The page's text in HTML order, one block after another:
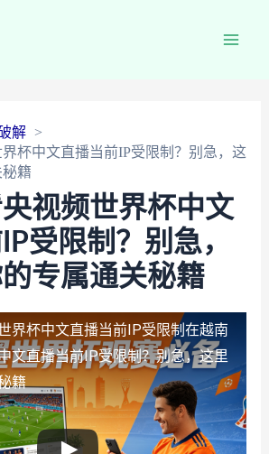
解
杯中文直播当前IP受限制？别急，这
籍
视频世界杯中文
受限制？别急，
专属通关秘籍
界杯中文直播当前IP受限制 在越南
文直播当前IP受限制？别急，这里
籍